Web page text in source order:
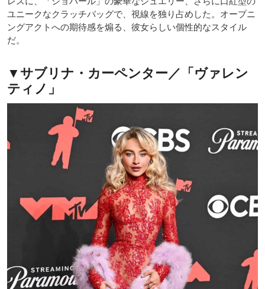
ユニークなクラッチバッグで、視線を独り占めした。オープニ
ングアクトへの期待感を煽る、彼女らしい個性的なスタイル
だ。
▼サブリナ・カーペンター／「ヴァレン
ティノ」